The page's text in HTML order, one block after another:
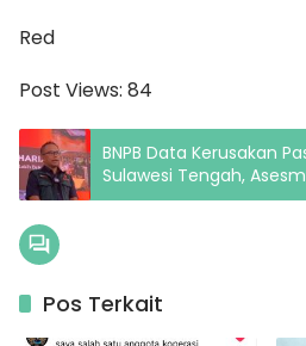
Red
Post Views: 84
BNPB Data Kerusakan
Sulawesi Tengah,
Berlangsung
Pos Terkait